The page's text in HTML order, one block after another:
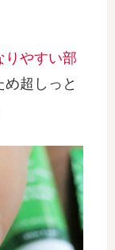
りやすい部
超しっと